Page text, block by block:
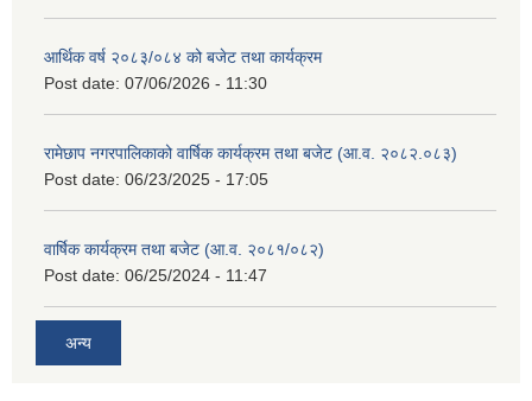
आर्थिक वर्ष २०८३/०८४ को बजेट तथा कार्यक्रम
Post date: 07/06/2026 - 11:30
रामेछाप नगरपालिकाको वार्षिक कार्यक्रम तथा बजेट (आ.व. २०८२.०८३)
Post date: 06/23/2025 - 17:05
वार्षिक कार्यक्रम तथा बजेट (आ.व. २०८१/०८२)
Post date: 06/25/2024 - 11:47
अन्य